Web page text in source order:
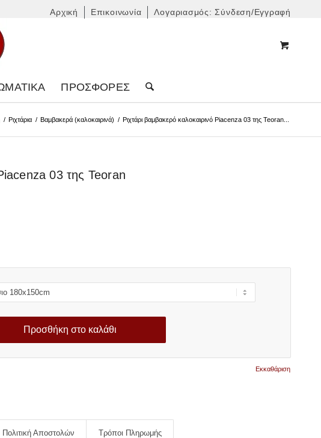
Αρχική Επικοινωνία Λογαριασμός: Σύνδεση/Εγγραφή
ΠΡΟΣΦΟΡΈΣ
/ Ριχτάρια / Βαμβακερά (καλοκαιρινά) / Ριχτάρι βαμβακερό καλοκαιρινό Piacenza 03 της Teoran...
03 της Teoran
Εκκαθάριση
Προσθήκη στο καλάθι
Πολιτική Αποστολών Τρόποι Πληρωμής